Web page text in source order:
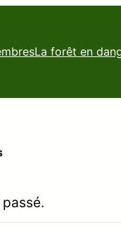
La forêt en